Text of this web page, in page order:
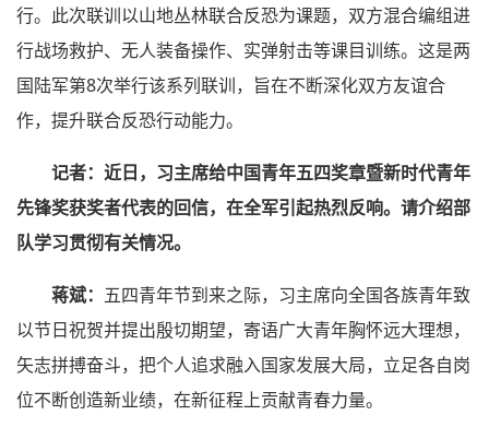
行。此次联训以山地丛林联合反恐为课题，双方混合编组进
行战场救护、无人装备操作、实弹射击等课目训练。这是两
国陆军第8次举行该系列联训，旨在不断深化双方友谊合
作，提升联合反恐行动能力。
记者：近日，习主席给中国青年五四奖章暨新时代青年
先锋奖获奖者代表的回信，在全军引起热烈反响。请介绍部
队学习贯彻有关情况。
蒋斌： 五四青年节到来之际，习主席向全国各族青年致
以节日祝贺并提出殷切期望，寄语广大青年胸怀远大理想，
矢志拼搏奋斗，把个人追求融入国家发展大局，立足各自岗
位不断创造新业绩，在新征程上贡献青春力量。